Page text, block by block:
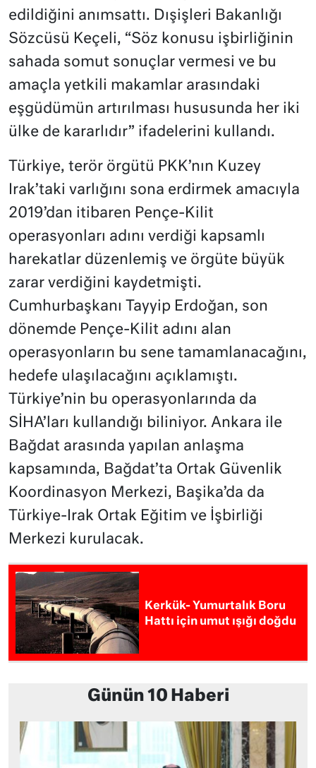
edildiğini anımsattı. Dışişleri Bakanlığı
Sözcüsü Keçeli, “Söz konusu işbirliğinin
sahada somut sonuçlar vermesi ve bu
amaçla yetkili makamlar arasındaki
eşgüdümün artırılması hususunda her iki
ülke de kararlıdır” ifadelerini kullandı.
Türkiye, terör örgütü PKK’nın Kuzey
Irak’taki varlığını sona erdirmek amacıyla
2019’dan itibaren Pençe-Kilit
operasyonları adını verdiği kapsamlı
harekatlar düzenlemiş ve örgüte büyük
zarar verdiğini kaydetmişti.
Cumhurbaşkanı Tayyip Erdoğan, son
dönemde Pençe-Kilit adını alan
operasyonların bu sene tamamlanacağını,
hedefe ulaşılacağını açıklamıştı.
Türkiye’nin bu operasyonlarında da
SİHA’ları kullandığı biliniyor. Ankara ile
Bağdat arasında yapılan anlaşma
kapsamında, Bağdat’ta Ortak Güvenlik
Koordinasyon Merkezi, Başika’da da
Türkiye-Irak Ortak Eğitim ve İşbirliği
Merkezi kurulacak.
Kerkük- Yumurtalık Boru
Hattı için umut ışığı doğdu
Günün 10 Haberi